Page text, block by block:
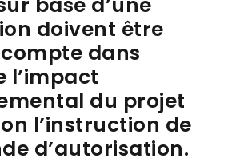
doivent être
dans
l’impact
du projet
l’instruction de
d’autorisation.